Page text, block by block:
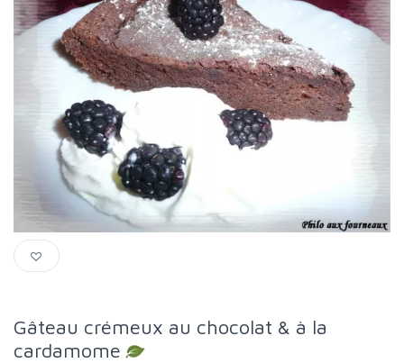
Gâteau crémeux au chocolat & à la
cardamome